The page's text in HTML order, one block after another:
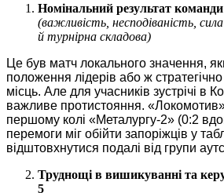
Номінальний результат
(важливість, несподіваність,
й турнірна складова)
Це був матч локального значення,
положення лідерів або ж
місць. Але для учасників зустрічі в
важливе протистояння.
першому колі «Металургу-2» (0:2
перемоги міг обійти запоріжців у
відштовхнутися подалі від групи
Труднощі в вишикуванні та
5